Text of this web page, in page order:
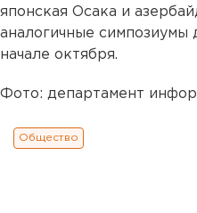
японская Осака и
аналогичные
начале октября.
Фото: департамент
Общество